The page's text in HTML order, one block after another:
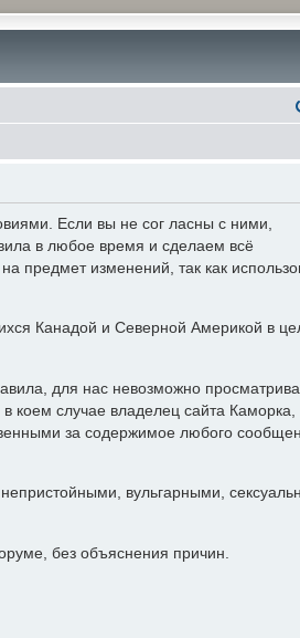
Если вы не сог ласны с ними,
в любое время и сделаем всё
предмет изменений, так как
Канадой и Северной Америкой в
для нас невозможно
случае владелец сайта Каморка,
за содержимое любого
вульгарными,
без объяснения причин.